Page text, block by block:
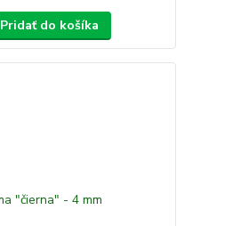
Pridať do košíka